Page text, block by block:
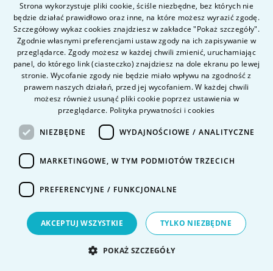
tel.+48 22 45 72 300
fax +48 22 45 72 303
Inne Uczelnie Vistula
Kierunki studiów
O uczelni
Kandydat
Student
Dołącz do nas
POLISH
ENGLISH
Strona wykorzystuje pliki cookie, ściśle niezbędne, bez których nie
będzie działać prawidłowo oraz inne, na które możesz wyrazić zgodę.
Szczegółowy wykaz cookies znajdziesz w zakładce "Pokaż szczegóły".
Zgodnie własnymi preferencjami ustaw zgody na ich zapisywanie w
przeglądarce. Zgody możesz w każdej chwili zmienić, uruchamiając
panel, do którego link (ciasteczko) znajdziesz na dole ekranu po lewej
stronie. Wycofanie zgody nie będzie miało wpływu na zgodność z
prawem naszych działań, przed jej wycofaniem. W każdej chwili
możesz również usunąć pliki cookie poprzez ustawienia w
przeglądarce. Polityka prywatności i cookies
NIEZBĘDNE WYDAJNOŚCIOWE / ANALITYCZNE
MARKETINGOWE, W TYM PODMIOTÓW TRZECICH
PREFERENCYJNE / FUNKCJONALNE
AKCEPTUJ WSZYSTKIE TYLKO NIEZBĘDNE
POKAŻ SZCZEGÓŁY